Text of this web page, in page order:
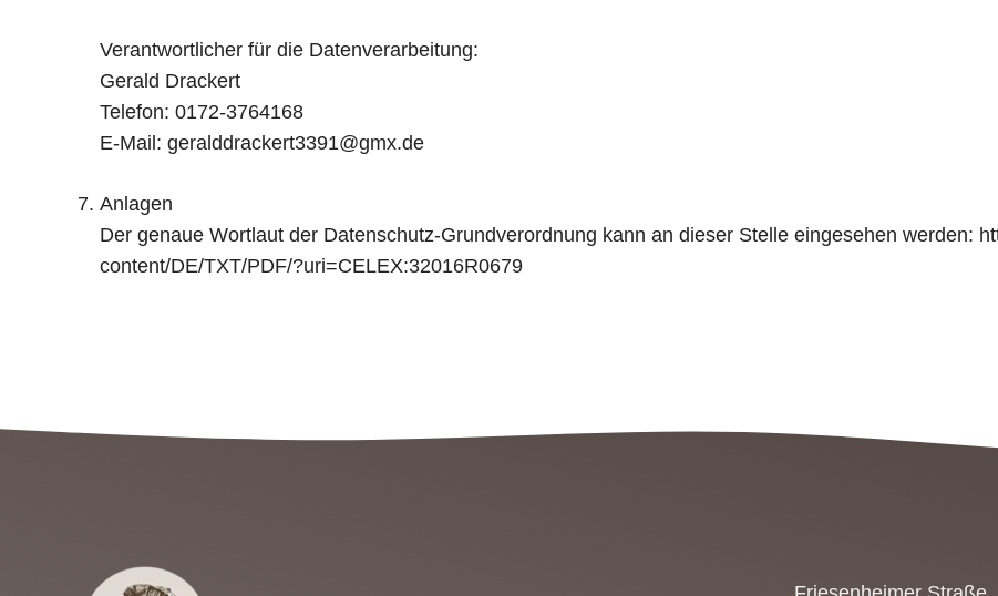
Verantwortlicher für die Datenverarbeitung:
Gerald Drackert
Telefon: 0172-3764168
E-Mail: geralddrackert3391@gmx.de
Anlagen
Der genaue Wortlaut der Datenschutz-Grundverordnung kann an dieser Stelle eingesehen werden:
content/DE/TXT/PDF/?uri=CELEX:32016R0679